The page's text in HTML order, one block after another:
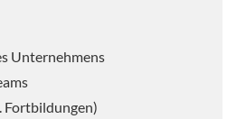
Unternehmens
Fortbildungen)